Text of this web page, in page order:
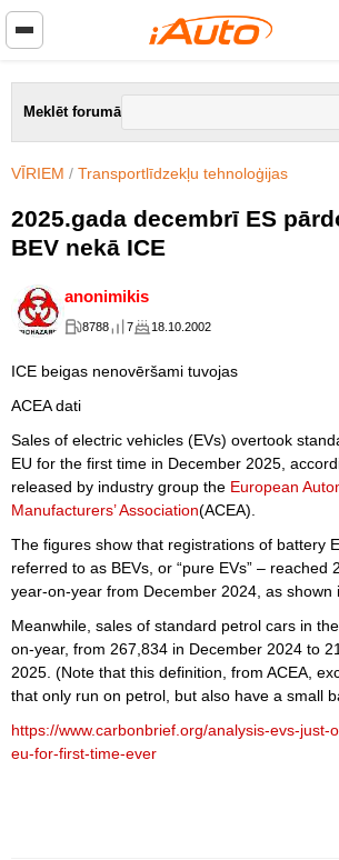
Meklēt forumā
VĪRIEM / Transportlīdzekļu tehnoloģijas
2025.gada decembrī ES
BEV nekā ICE
anonimikis
8788 7 18.10.2002
ICE beigas nenovēršami tuvojas
ACEA dati
Sales of electric vehicles (EVs) overtook
EU for the first time in December 2025,
released by industry group the European
Manufacturers’ Association(ACEA).
The figures show that registrations of battery
referred to as BEVs, or “pure EVs” – reached
year-on-year from December 2024, as shown
Meanwhile, sales of standard petrol cars in
on-year, from 267,834 in December 2024 to
2025. (Note that this definition, from ACEA,
that only run on petrol, but also have a small
https://www.carbonbrief.org/analysis-evs-just-
eu-for-first-time-ever